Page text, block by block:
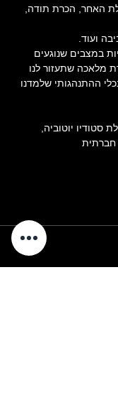
האחר, הכרת תודה,
ועוד.
במצבים שנוגעים
מלאכה שתעזור לנו
ההתנהגותי שלמדנו
סטודיו יוטוביה,
חברתית